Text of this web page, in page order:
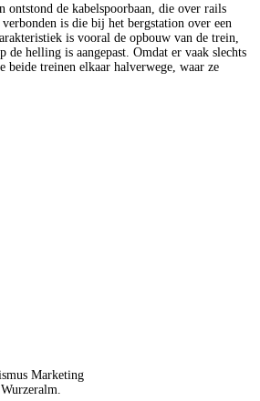
ontstond de kabelspoorbaan, die over rails
is die bij het bergstation over een
is vooral de opbouw van de trein,
de helling is aangepast. Omdat er vaak slechts
beide treinen elkaar halverwege, waar ze
Marketing